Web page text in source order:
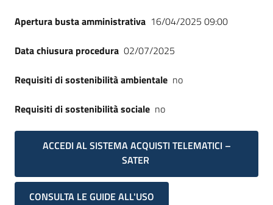
Apertura busta amministrativa 16/04/2025 09:00
Data chiusura procedura 02/07/2025
Requisiti di sostenibilità ambientale no
Requisiti di sostenibilità sociale no
ACCEDI AL SISTEMA ACQUISTI TELEMATICI –
SATER
CONSULTA LE GUIDE ALL'USO